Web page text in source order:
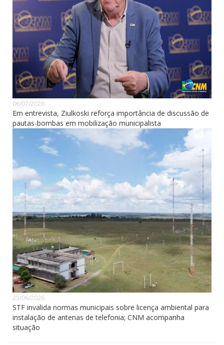
06/07/2026
Em entrevista, Ziulkoski reforça importância de discussão de
pautas-bombas em mobilização municipalista
25/06/2026
STF invalida normas municipais sobre licença ambiental para
instalação de antenas de telefonia; CNM acompanha
situação